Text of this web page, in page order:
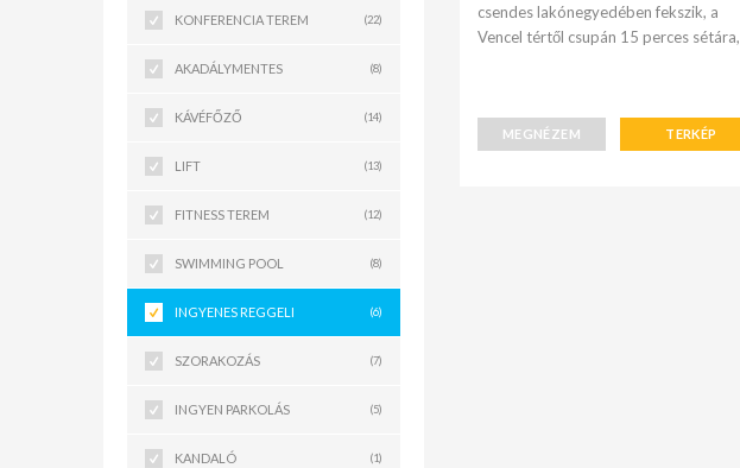
KONFERENCIA TEREM (22)
AKADÁLYMENTES (8)
KÁVÉFŐZŐ (14)
LIFT (13)
FITNESS TEREM (12)
SWIMMING POOL (8)
INGYENES REGGELI (6)
SZORAKOZÁS (7)
INGYEN PARKOLÁS (5)
KANDALÓ (1)
csendes lakónegyedében fekszik, a
Vencel tértől csupán 15 perces sétára,
MEGNÉZEM TERKÉP